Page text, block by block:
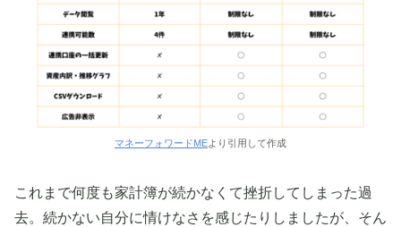
マネーフォワードMEより引用して作成
これまで何度も家計簿が続かなくて挫折してしまった過
去。続かない自分に情けなさを感じたりしましたが、そん